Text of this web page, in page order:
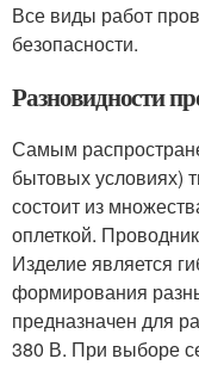
Все виды работ
безопасности.
Разновидности
Самым
бытовых условиях)
состоит из
оплеткой.
Изделие является
формирования
предназначен для
380 В. При выборе